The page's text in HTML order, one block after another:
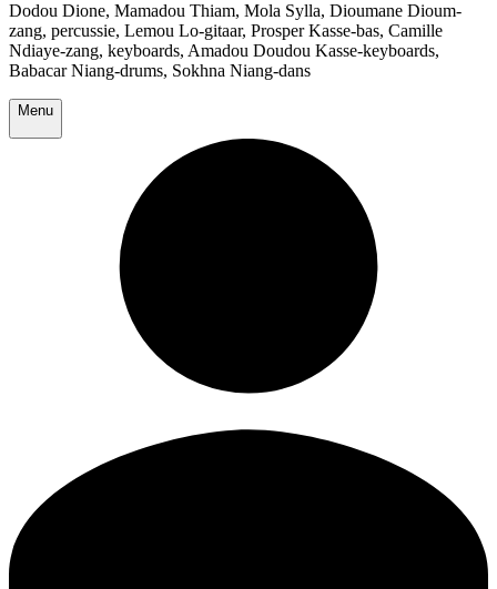
Dodou Dione, Mamadou Thiam, Mola Sylla, Dioumane Dioum-
zang, percussie, Lemou Lo-gitaar, Prosper Kasse-bas, Camille
Ndiaye-zang, keyboards, Amadou Doudou Kasse-keyboards,
Babacar Niang-drums, Sokhna Niang-dans
Menu